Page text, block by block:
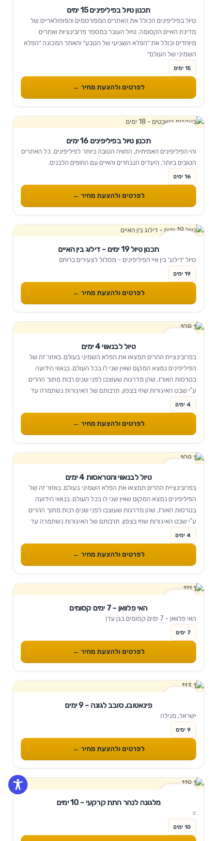
תכנון טיול בפיליפינים 15 ימים
טיול בפיליפינים הכולל את האתרים המפורסמים והפופולאריים של
מדינת האיים הקסומה. טיול העובר במספר פרובינציות ואתרים
מיוחדים וכולל את ״הפלא השביעי של הטבע״ והאתר המכונה ״הפלא
השמיני של העולם״
15 ימים
לפרטים ולהצעת מחיר ←
תכנון טיול בפיליפינים 16 ימים
והי הפיליפינים האמיתית, החוויה הטובה ביותר לפיליפינים. כל האתרים
הטובים ביותר, היעדים הנבחרים והאיים עם החופים הלבנים.
16 ימים
לפרטים ולהצעת מחיר ←
תכנון טיול 19 ימים – דילוג בין האיים
טיול ׳דילוג׳ בין איי הפיליפינים - מסלול לצעירים ברוחם
19 ימים
לפרטים ולהצעת מחיר ←
טיול לבנאווי 4 ימים
בפרובינציית ההרים תמצאו את הפלא השמיני בעולם. באזור זה של
הפיליפינים נמצא המקום שאין שני לו בכל העולם. בנאווי הידועה
בטרסות האורז, שהן מדרגות שעוצבו לפני שנים רבות מתוך ההרים
ע"י שבט האיגורות שחי בצפון. תרבותם של האיגורות נשתמרה עד
היום ומאופיינת...
4 ימים
לפרטים ולהצעת מחיר ←
טיול לבנאווי והטראסות 4 ימים
בפרובינציית ההרים תמצאו את הפלא השמיני בעולם. באזור זה של
הפיליפינים נמצא המקום שאין שני לו בכל העולם. בנאווי הידועה
בטרסות האורז, שהן מדרגות שעוצבו לפני שנים רבות מתוך ההרים
ע"י שבט האיגורות שחי בצפון. תרבותם של האיגורות נשתמרה עד
היום ומאופיינת...
4 ימים
לפרטים ולהצעת מחיר ←
האי פלוואן – 7 ימים קסומים
האי פלוואן - 7 ימים קסומים בגן עדן
7 ימים
לפרטים ולהצעת מחיר ←
פינאטובו, סובב לגונה – 9 ימים
ישראל, מנילה
9 ימים
לפרטים ולהצעת מחיר ←
מלגונה לנהר התת קרקעי – 10 ימים
=
10 ימים